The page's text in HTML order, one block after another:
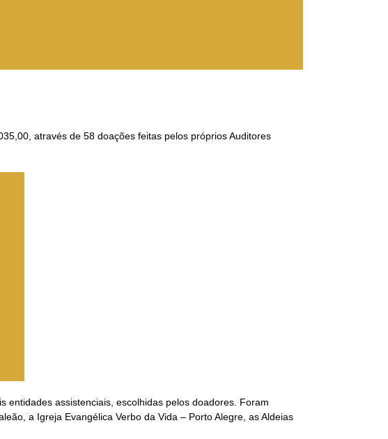
através de 58 doações feitas pelos próprios Auditores
entidades assistenciais, escolhidas pelos doadores. Foram
a Igreja Evangélica Verbo da Vida – Porto Alegre, as Aldeias